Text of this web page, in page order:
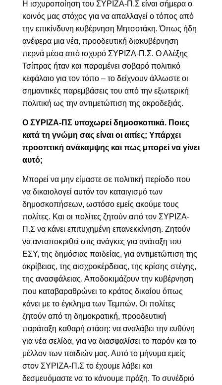
Η ισχυροποίηση του ΣΥΡΙΖΑ-Π.Σ είναι σήμερα ο
κοινός μας στόχος για να απαλλαγεί ο τόπος από
την επικίνδυνη κυβέρνηση Μητσοτάκη. Όπως ήδη
ανέφερα μια νέα, προοδευτική διακυβέρνηση
περνά μέσα από ισχυρό ΣΥΡΙΖΑ-Π.Σ. Ο Αλέξης
Τσίπρας ήταν και παραμένει σοβαρό πολιτικό
κεφάλαιο για τον τόπο – το δείχνουν άλλωστε οι
σημαντικές παρεμβάσεις του από την εξωτερική
πολιτική ως την αντιμετώπιση της ακροδεξιάς.
Ο ΣΥΡΙΖΑ-ΠΣ υποχωρεί δημοσκοπικά. Ποιες
κατά τη γνώμη σας είναι οι αιτίες; Υπάρχει
προοπτική ανάκαμψης και πως μπορεί να γίνει
αυτό;
Μπορεί να μην είμαστε σε πολιτική περίοδο που
να δικαιολογεί αυτόν τον καταιγισμό των
δημοσκοπήσεων, ωστόσο εμείς ακούμε τους
πολίτες. Και οι πολίτες ζητούν από τον ΣΥΡΙΖΑ-
Π.Σ να κάνει επιτυχημένη επανεκκίνηση. Ζητούν
να ανταποκριθεί στις ανάγκες για ανάταξη του
ΕΣΥ, της δημόσιας παιδείας, για αντιμετώπιση της
ακρίβειας, της αισχροκέρδειας, της κρίσης στέγης,
της ανασφάλειας. Αποδοκιμάζουν την κυβέρνηση
που καταβαραθρώνει το κράτος δικαίου όπως
κάνει με το έγκλημα των Τεμπών. Οι πολίτες
ζητούν από τη δημοκρατική, προοδευτική
παράταξη καθαρή στάση: να αναλάβει την ευθύνη
για νέα σελίδα, για να διασφαλίσει το παρόν και το
μέλλον των παιδιών μας. Αυτό το μήνυμα εμείς
στον ΣΥΡΙΖΑ-Π.Σ το έχουμε λάβει και
δεσμευόμαστε να το κάνουμε πράξη. Το συνέδριό